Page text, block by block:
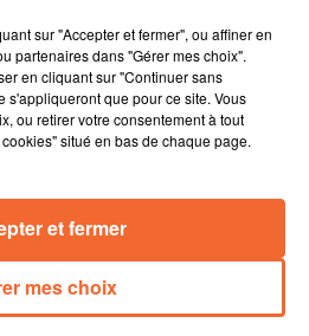
de sang dans une seule
organise des randos
à Noirterre, au profit de la
gratuites.
sur "Accepter et fermer", ou affiner en
partenaires dans "Gérer mes choix".
en cliquant sur "Continuer sans
s'appliqueront que pour ce site. Vous
ou retirer votre consentement à tout
situé en bas de chaque page.
mes choix
et fermer